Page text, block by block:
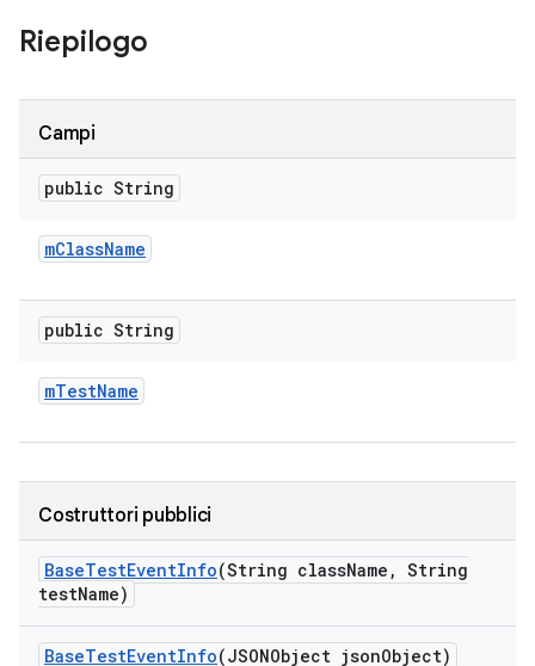
Riepilogo
Campi
public String
mClassName
public String
mTestName
Costruttori pubblici
BaseTestEventInfo(String className , String
testName)
BaseTestEventInfo(JSONObject jsonObject)